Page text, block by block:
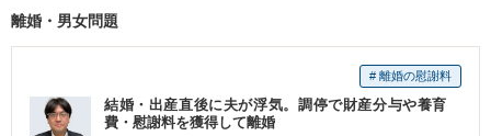
離婚・男女問題
# 離婚の慰謝料
結婚・出産直後に夫が浮気。調停で財産分与や養育
費・慰謝料を獲得して離婚